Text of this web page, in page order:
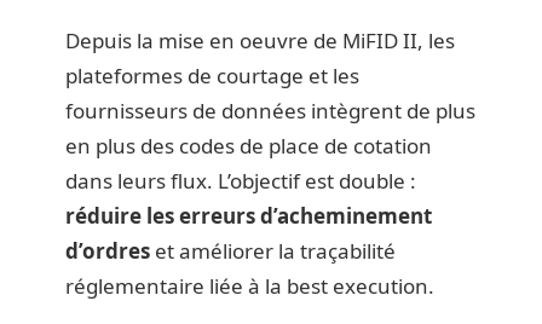
Depuis la mise en oeuvre de MiFID II, les
plateformes de courtage et les
fournisseurs de données intègrent de plus
en plus des codes de place de cotation
dans leurs flux. L’objectif est double :
réduire les erreurs d’acheminement
d’ordres et améliorer la traçabilité
réglementaire liée à la best execution.